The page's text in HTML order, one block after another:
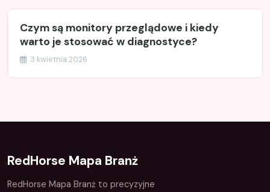
Czym są monitory przeglądowe i kiedy
warto je stosować w diagnostyce?
3 kwietnia 2026
RedHorse Mapa Branż
RedHorse Mapa Branż to precyzyjne